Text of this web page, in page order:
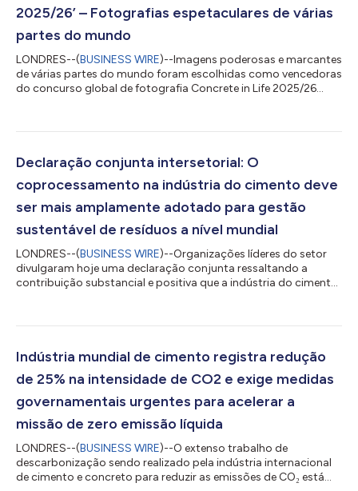
2025/26’ – Fotografias espetaculares de várias
partes do mundo
LONDRES--(BUSINESS WIRE)--Imagens poderosas e marcantes
de várias partes do mundo foram escolhidas como vencedoras
do concurso global de fotografia Concrete in Life 2025/26
Global Cement and Concrete Association (GCCA), o concurso
amadores, bem como de usuários de smartphones, de todos
os continentes. A competição...
Declaração conjunta intersetorial: O
coprocessamento na indústria do cimento deve
ser mais amplamente adotado para gestão
sustentável de resíduos a nível mundial
LONDRES--(BUSINESS WIRE)--Organizações líderes do setor
divulgaram hoje uma declaração conjunta ressaltando a
contribuição substancial e positiva que a indústria do cimento
and Concrete Association (GCCA), a European Composites
Association - Africa, a Mission Possible Partnership e o Global
Indústria mundial de cimento registra redução
de 25% na intensidade de CO2 e exige medidas
governamentais urgentes para acelerar a
missão de zero emissão líquida
LONDRES--(BUSINESS WIRE)--O extenso trabalho de
descarbonização sendo realizado pela indústria internacional
de cimento e concreto para reduzir as emissões de CO₂ está